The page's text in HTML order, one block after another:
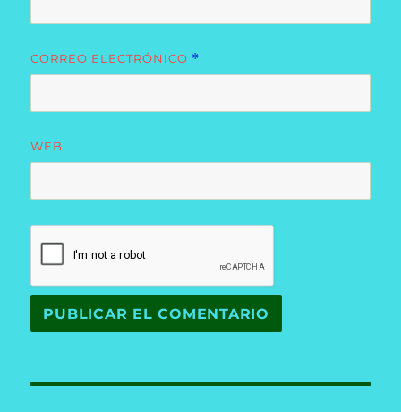
CORREO ELECTRÓNICO *
WEB